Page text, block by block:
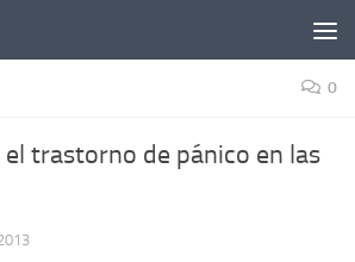
0
el trastorno de pánico en las